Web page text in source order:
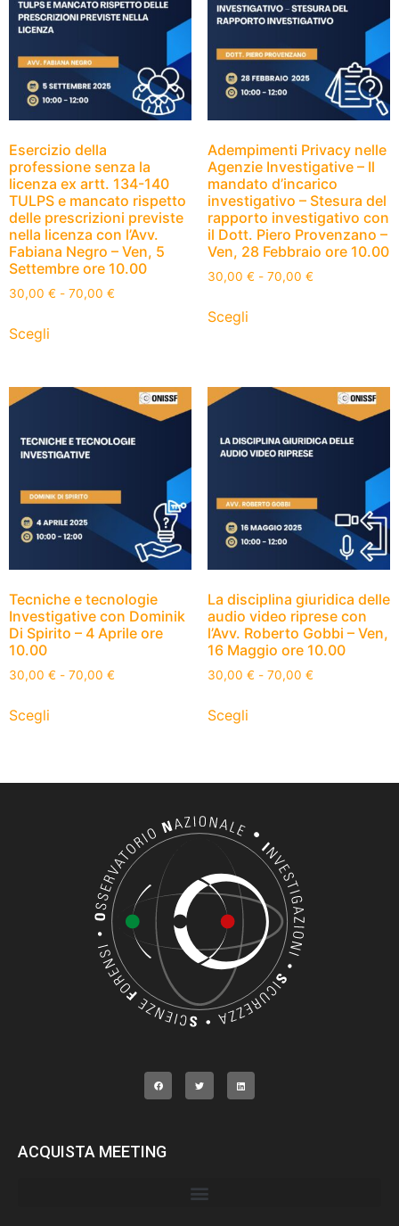
Esercizio della
professione senza la
licenza ex artt. 134-140
TULPS e mancato rispetto
delle prescrizioni previste
nella licenza con l’Avv.
Fabiana Negro – Ven, 5
Settembre ore 10.00
30,00 € - 70,00 €
Scegli
Adempimenti Privacy nelle
Agenzie Investigative – Il
mandato d’incarico
investigativo – Stesura del
rapporto investigativo con
il Dott. Piero Provenzano –
Ven, 28 Febbraio ore 10.00
30,00 € - 70,00 €
Scegli
Tecniche e tecnologie
Investigative con Dominik
Di Spirito – 4 Aprile ore
10.00
30,00 € - 70,00 €
Scegli
La disciplina giuridica delle
audio video riprese con
l’Avv. Roberto Gobbi – Ven,
16 Maggio ore 10.00
30,00 € - 70,00 €
Scegli
ACQUISTA MEETING